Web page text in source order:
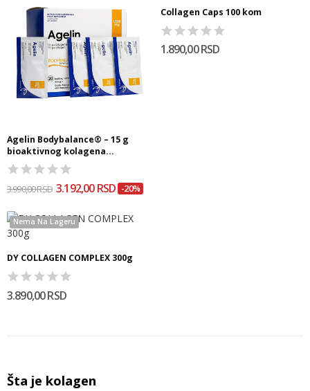
Agelin Bodybalance® – 15 g
bioaktivnog kolagena...
3.990,00 RSD 3.192,00 RSD -20%
Collagen Caps 100 kom
1.890,00 RSD
Nema Na Lageru
DY COLLAGEN COMPLEX 300g
3.890,00 RSD
Šta je kolagen